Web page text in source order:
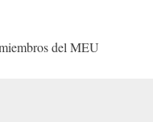
del MEU